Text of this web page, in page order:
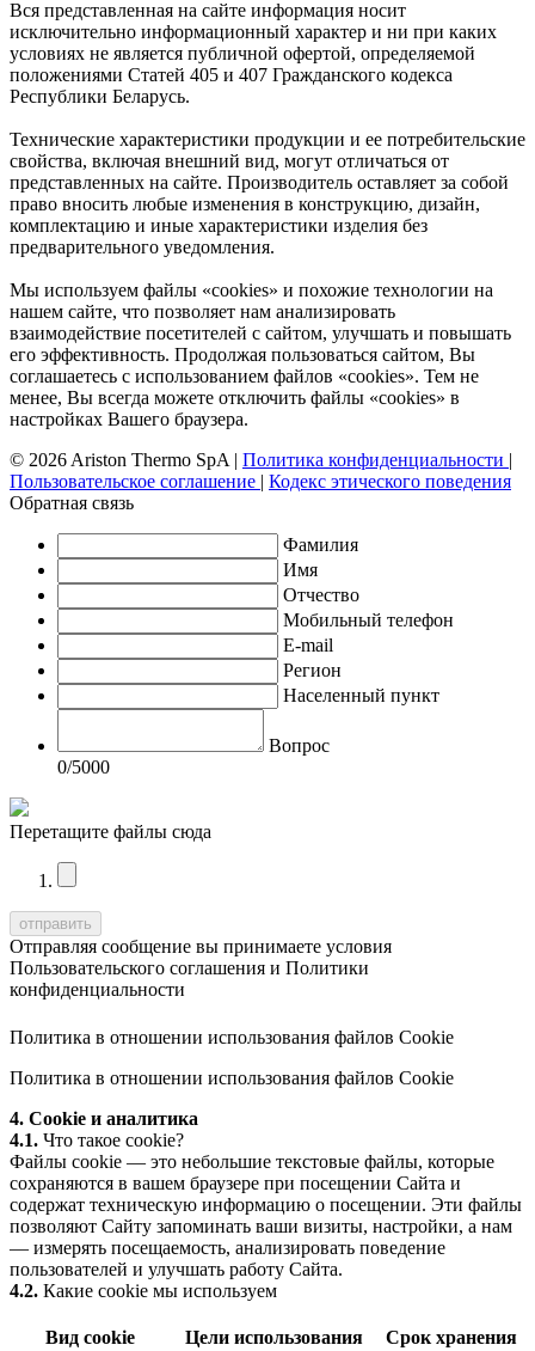
Вся представленная на сайте информация носит
исключительно информационный характер и ни при каких
условиях не является публичной офертой, определяемой
положениями Статей 405 и 407 Гражданского кодекса
Республики Беларусь.
Технические характеристики продукции и ее потребительские
свойства, включая внешний вид, могут отличаться от
представленных на сайте. Производитель оставляет за собой
право вносить любые изменения в конструкцию, дизайн,
комплектацию и иные характеристики изделия без
предварительного уведомления.
Мы используем файлы «cookies» и похожие технологии на
нашем сайте, что позволяет нам анализировать
взаимодействие посетителей с сайтом, улучшать и повышать
его эффективность. Продолжая пользоваться сайтом, Вы
соглашаетесь с использованием файлов «cookies». Тем не
менее, Вы всегда можете отключить файлы «cookies» в
настройках Вашего браузера.
© 2026 Ariston Thermo SpA | Политика конфиденциальности |
Пользовательское соглашение | Кодекс этического поведения
Обратная связь
Фамилия
Имя
Отчество
Мобильный телефон
E-mail
Регион
Населенный пункт
Вопрос
0/5000
Перетащите файлы сюда
Отправляя сообщение вы принимаете условия
Пользовательского соглашения и Политики
конфиденциальности
Политика в отношении использования файлов Cookie
Политика в отношении использования файлов Cookie
4. Cookie и аналитика
4.1. Что такое cookie?
Файлы cookie — это небольшие текстовые файлы, которые
сохраняются в вашем браузере при посещении Сайта и
содержат техническую информацию о посещении. Эти файлы
позволяют Сайту запоминать ваши визиты, настройки, а нам
— измерять посещаемость, анализировать поведение
пользователей и улучшать работу Сайта.
4.2. Какие cookie мы используем
Вид cookie Цели использования Срок хранения